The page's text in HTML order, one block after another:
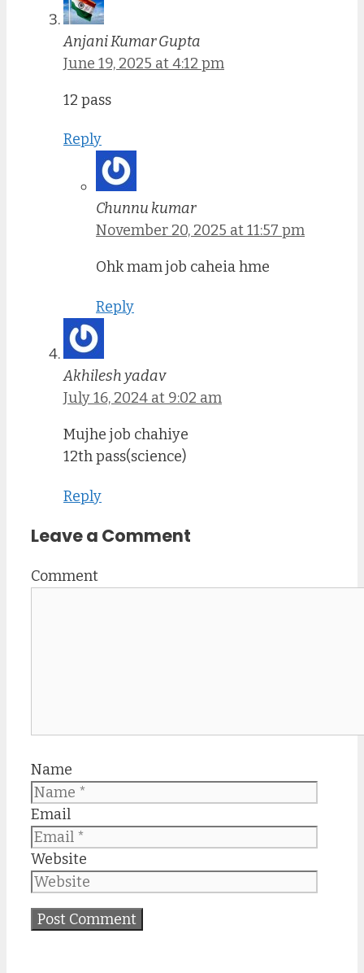
Anjani Kumar Gupta
June 19, 2025 at 4:12 pm
12 pass
Reply
Chunnu kumar
November 20, 2025 at 11:57 pm
Ohk mam job caheia hme
Reply
Akhilesh yadav
July 16, 2024 at 9:02 am
Mujhe job chahiye
12th pass(science)
Reply
Leave a Comment
Comment
Name
Email
Website